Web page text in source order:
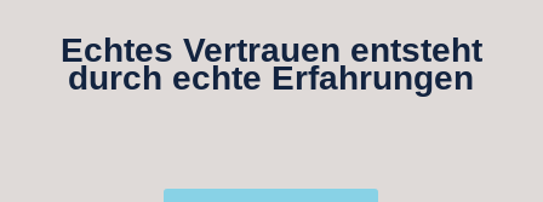
Echtes Vertrauen entsteht
durch echte Erfahrungen